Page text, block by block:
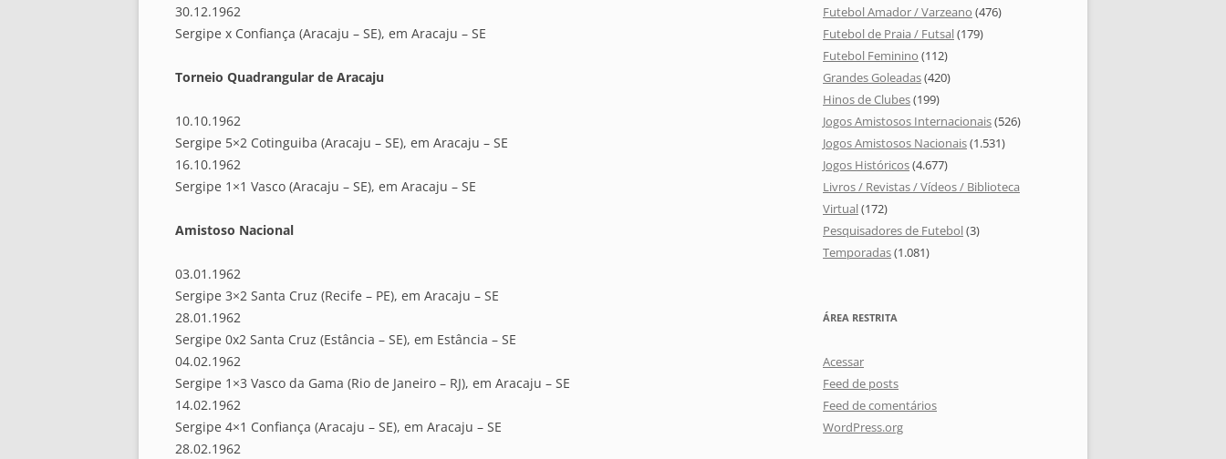
30.12.1962
Sergipe x Confiança (Aracaju – SE), em Aracaju – SE
Torneio Quadrangular de Aracaju
10.10.1962
Sergipe 5×2 Cotinguiba (Aracaju – SE), em Aracaju – SE
16.10.1962
Sergipe 1×1 Vasco (Aracaju – SE), em Aracaju – SE
Amistoso Nacional
03.01.1962
Sergipe 3×2 Santa Cruz (Recife – PE), em Aracaju – SE
28.01.1962
Sergipe 0x2 Santa Cruz (Estância – SE), em Estância – SE
04.02.1962
Sergipe 1×3 Vasco da Gama (Rio de Janeiro – RJ), em Aracaju – SE
14.02.1962
Sergipe 4×1 Confiança (Aracaju – SE), em Aracaju – SE
28.02.1962
Futebol Amador / Varzeano (476)
Futebol de Praia / Futsal(179)
Futebol Feminino (112)
Grandes Goleadas(420)
Hinos de Clubes(199)
Jogos Amistosos Internacionais(526)
Jogos Amistosos Nacionais(1.531)
Jogos Históricos(4.677)
Livros / Revistas / Vídeos / Biblioteca
Virtual(172)
Pesquisadores de Futebol(3)
Temporadas(1.081)
ÁREA RESTRITA
Acessar
Feed de posts
Feed de comentários
WordPress.org